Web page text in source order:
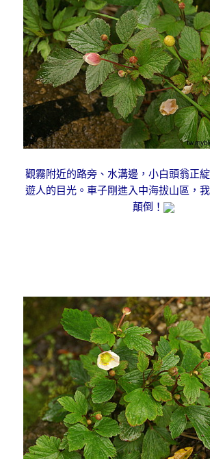
觀霧附近的路旁、水溝邊，小白頭翁正
遊人的目光。車子剛進入中海拔山區，
顛倒！